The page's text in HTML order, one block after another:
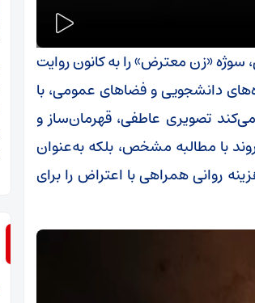
«زن معترض» را به کانون روایت
دانشجویی و فضاهای عمومی، با
می‌کند تصویری عاطفی، قهرمان‌ساز و
با مطالبه مشخص، بلکه به‌عنوان
روانی همراهی با اعتراض را برای